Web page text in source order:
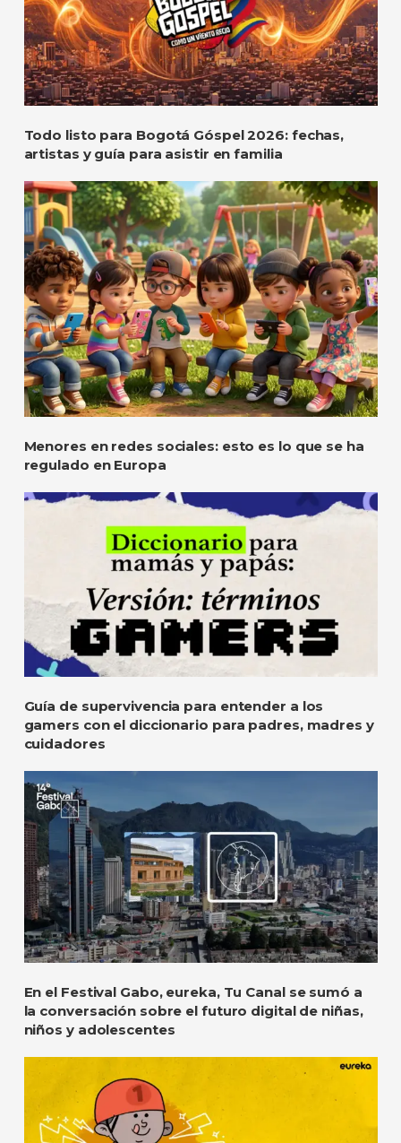
Todo listo para Bogotá Góspel 2026: fechas,
artistas y guía para asistir en familia
Menores en redes sociales: esto es lo que se ha
regulado en Europa
Guía de supervivencia para entender a los
gamers con el diccionario para padres, madres y
cuidadores
En el Festival Gabo, eureka, Tu Canal se sumó a
la conversación sobre el futuro digital de niñas,
niños y adolescentes